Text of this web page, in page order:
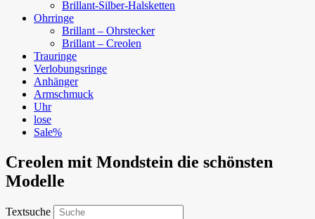
Brillant-Silber-Halsketten
Ohrringe
Brillant – Ohrstecker
Brillant – Creolen
Trauringe
Verlobungsringe
Anhänger
Armschmuck
Uhr
lose
Sale%
Creolen mit Mondstein die schönsten
Modelle
Textsuche